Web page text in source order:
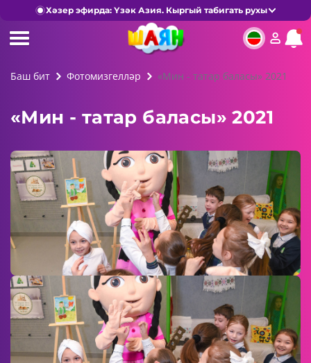
Хәзер эфирда: Үзәк Азия. Кыргый табигать рухы
Баш бит Фотомизгелләр «Мин - татар баласы» 2021
«Мин - татар баласы» 2021